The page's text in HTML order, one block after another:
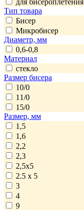
Тип товара
Бисер
Микробисер
Диаметр, мм
0,6-0,8
Материал
стекло
Размер бисера
10/0
11/0
15/0
Размер, мм
1,5
1,6
2,2
2,3
2,5x5
2.5 x 5
3
4
9